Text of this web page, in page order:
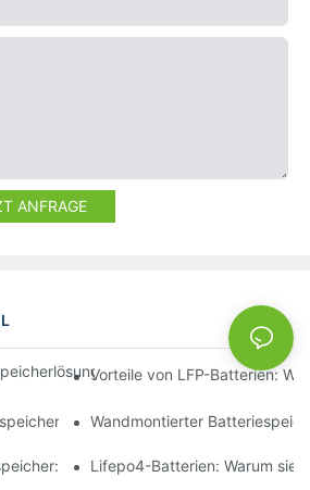
ANFRAGE
NEWS
für das
Vorteile von LFP-Batterien:
Der Schlüssel zu modularen
Wandmontierter
Effiziente Raumnutzung in
Lifepo4-Batterien: Warum sie